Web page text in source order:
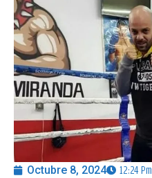
5ª COLUMNA
CARTAS DEL DIRECTOR
ENTREVISTAS
OPINIÓN
PROGRAMAS
Octubre 8, 2024 12:24 Pm